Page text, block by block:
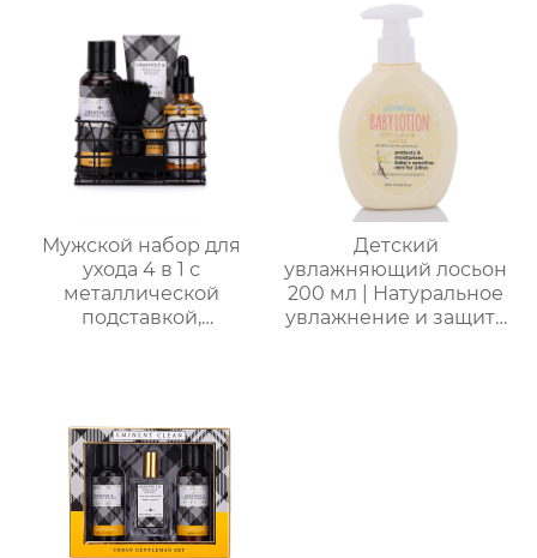
бритва + масло для
бороды + бальзам для
тела), подарочная
коробка для деловых
поездок, подарок на
день рождения и
праздник
ананас/хамиская
дыня/сливочная
овсянка) | подходит
для младенцев и
маленьких детей с
чувствительной
кожей
Мужской набор для
ухода 4 в 1 с
металлической
подставкой,
Детский
увлажняющий лосьон
200 мл | Натуральное
увлажнение и защита